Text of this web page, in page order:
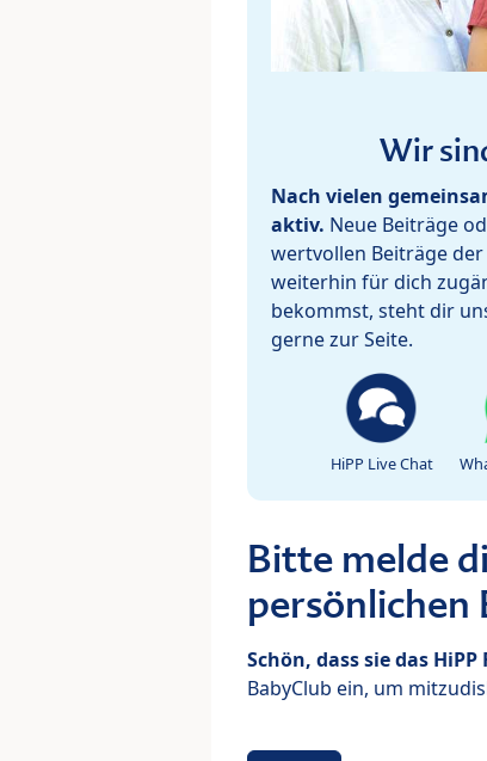
Wir
Nach vielen
aktiv. Neue Beiträge
wertvollen Beiträge
weiterhin für dich
bekommst, steht dir
gerne zur Seite.
HiPP Live Chat
Bitte melde
persönlichen
Schön, dass sie das
BabyClub ein, um